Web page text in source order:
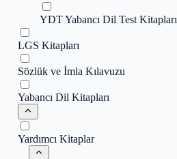
YDT Yabancı Dil Test Kitapları
LGS Kitapları
Sözlük ve İmla Kılavuzu
Yabancı Dil Kitapları
Yardımcı Kitaplar